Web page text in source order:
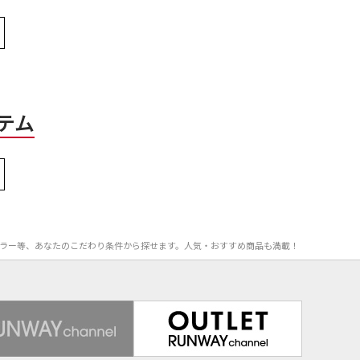
ム
等、あなたのこだわり条件から探せます。人気・おすすめ商品も満載！